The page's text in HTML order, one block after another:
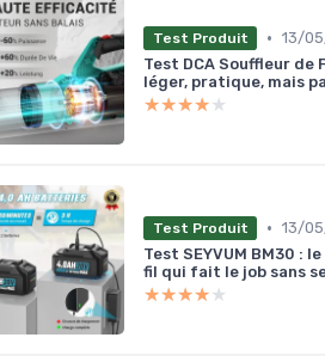
Test Produit • 13/
Test DCA Souffleur de
léger, pratique, mais
★★★★★
★★★★★
Test Produit • 13/
Test SEYVUM BM30 :
fil qui fait le job sans
★★★★★
★★★★★